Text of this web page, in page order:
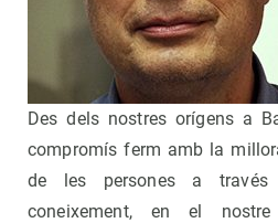
Des dels nostres orígens a
compromís ferm amb la
de les persones a
coneixement, en el